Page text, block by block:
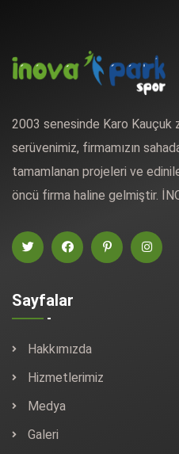
2003 senesinde Karo Kauçuk
serüvenimiz, firmamızın
tamamlanan projeleri ve
öncü firma haline gelmiştir.
Sayfalar
Hakkımızda
Hizmetlerimiz
Medya
Galeri